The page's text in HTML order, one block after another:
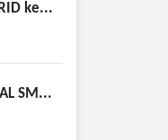
ke...
SM...